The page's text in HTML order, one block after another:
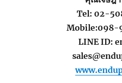
Tel: 02-
Mobile:098-
LINE ID: